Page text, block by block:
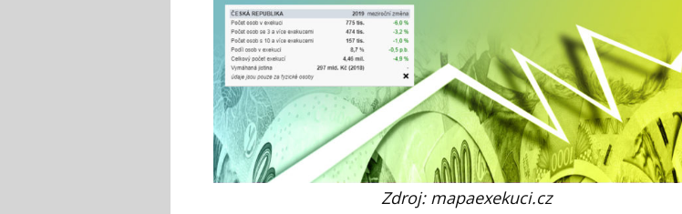
Zdroj: mapaexekuci.cz